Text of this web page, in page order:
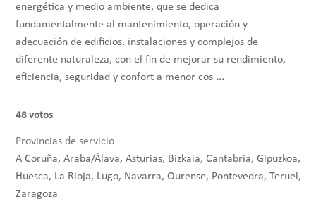
En total, se pueden obtener hasta 4 puntos a la vez que se
reducen los costes de mantenimiento de la certificación y,
lo que es más importante, todo esto mientras se
monitoriza en tiempo real la calidad del aire del edificio, lo
aumentar el valor del edificio
garantiza una adecuada calidad del aire para la salud de
todos los ocupantes.
energética y medio ambiente, que se dedica
fundamentalmente al mantenimiento, operación y
adecuación de edificios, instalaciones y complejos de
diferente naturaleza, con el fin de mejorar su rendimiento,
eficiencia, seguridad y confort a menor cos ...
48 votos
Provincias de servicio
A Coruña, Araba/Álava, Asturias, Bizkaia, Cantabria, Gipuzkoa,
Huesca, La Rioja, Lugo, Navarra, Ourense, Pontevedra, Teruel,
Zaragoza